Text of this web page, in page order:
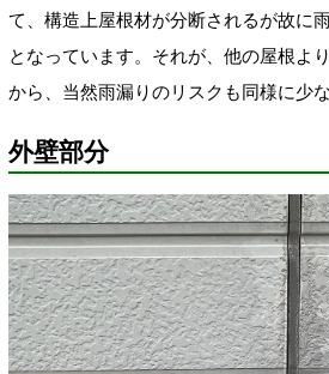
て、構造上屋根材が分断されるが故に
となっています。それが、他の屋根よ
から、当然雨漏りのリスクも同様に少
外壁部分